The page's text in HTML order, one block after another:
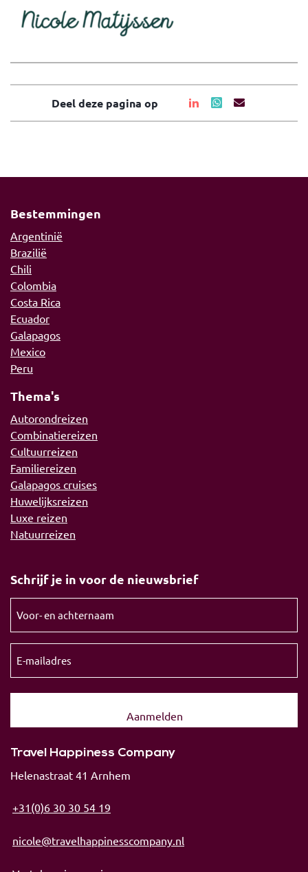
Deel deze pagina op
Bestemmingen
Argentinië
Brazilië
Chili
Colombia
Costa Rica
Ecuador
Galapagos
Mexico
Peru
Thema's
Autorondreizen
Combinatiereizen
Cultuurreizen
Familiereizen
Galapagos cruises
Huwelijksreizen
Luxe reizen
Natuurreizen
Schrijf je in voor de nieuwsbrief
en
(Vereist)
mailadres
Travel Happiness Company
Helenastraat 41 Arnhem
+31(0)6 30 30 54 19
nicole@travelhappinesscompany.nl